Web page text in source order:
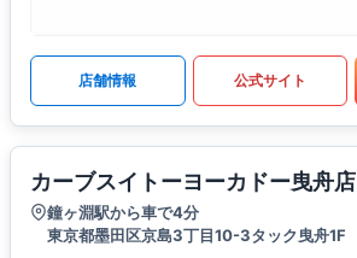
店舗情報 公式サイト
カーブスイトーヨーカドー曳舟店
鐘ヶ淵駅から車で4分
東京都墨田区京島3丁目10-3タック曳舟1F